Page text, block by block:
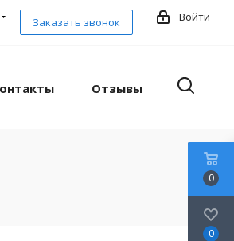
Войти
Заказать звонок
Отзывы
0
0